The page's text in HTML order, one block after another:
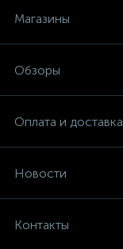
Магазины
Обзоры
Оплата и доставка
Новости
Контакты